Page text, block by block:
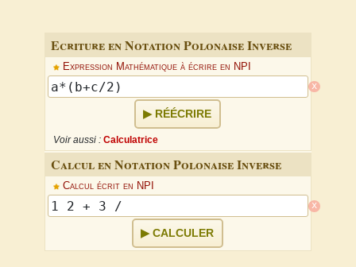
Ecriture en Notation Polonaise Inverse
Expression Mathématique à écrire en NPI
x
RÉÉCRIRE
Voir aussi : Calculatrice
Calcul en Notation Polonaise Inverse
Calcul écrit en NPI
x
CALCULER